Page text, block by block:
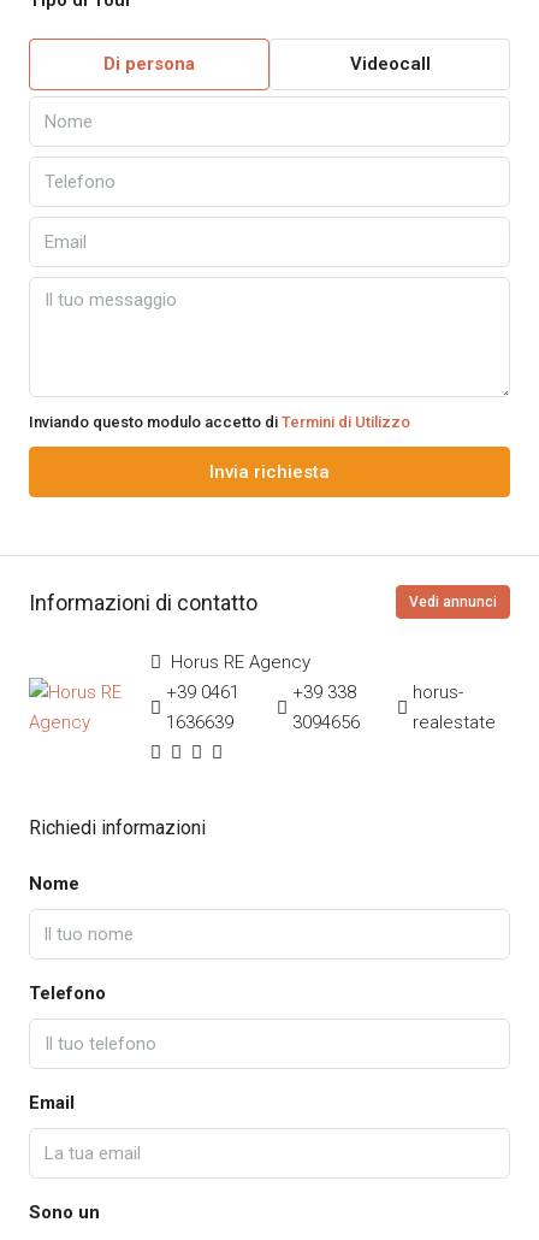
Di persona Videocall
Inviando questo modulo accetto di Termini di Utilizzo
Invia richiesta
Informazioni di contatto Vedi annunci
Horus RE Agency
+39 0461
1636639
+39 338
3094656
horus-
realestate
Richiedi informazioni
Nome
Telefono
Email
Sono un